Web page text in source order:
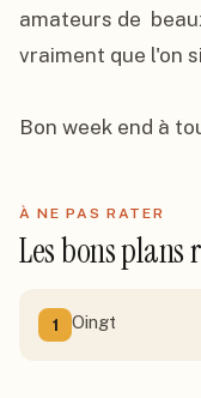
amateurs de
vraiment que l'on
Bon week end à
À NE PAS RATER
Les bons plans
1 Oingt